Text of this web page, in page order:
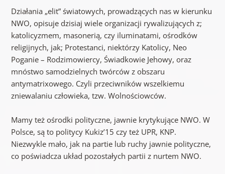
Działania „elit” światowych, prowadzących nas w kierunku
NWO, opisuje dzisiaj wiele organizacji rywalizujących z;
katolicyzmem, masonerią, czy iluminatami, ośrodków
religijnych, jak; Protestanci, niektórzy Katolicy, Neo
Poganie – Rodzimowiercy, Świadkowie Jehowy, oraz
mnóstwo samodzielnych twórców z obszaru
antymatrixowego. Czyli przeciwników wszelkiemu
zniewalaniu człowieka, tzw. Wolnościowców.
Mamy też ośrodki polityczne, jawnie krytykujące NWO. W
Polsce, są to politycy Kukiz’15 czy też UPR, KNP.
Niezwykle mało, jak na partie lub ruchy jawnie polityczne,
co poświadcza układ pozostałych partii z nurtem NWO.